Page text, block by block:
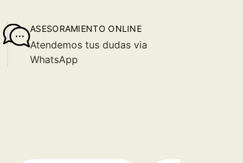
ASESORAMIENTO ONLINE
Atendemos tus dudas via
WhatsApp